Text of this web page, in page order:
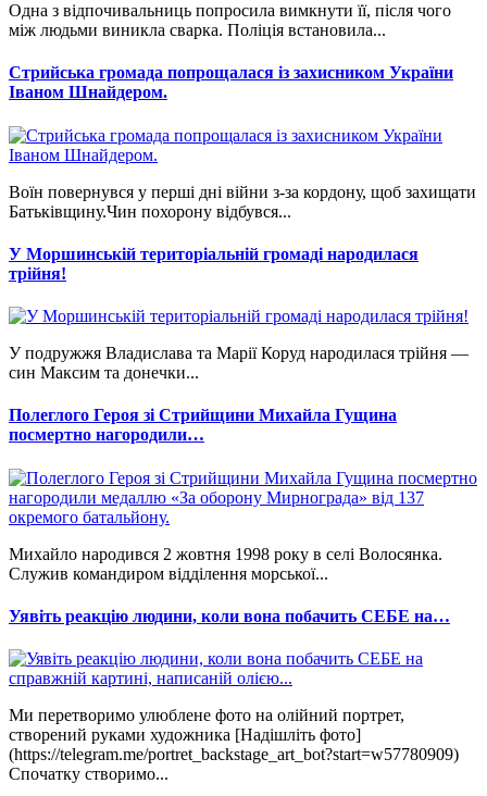
Одна з відпочивальниць попросила вимкнути її, після чого
між людьми виникла сварка. Поліція встановила...
Стрийська громада попрощалася із захисником України
Іваном Шнайдером.
Воїн повернувся у перші дні війни з-за кордону, щоб захищати
Батьківщину.Чин похорону відбувся...
У Моршинській територіальній громаді народилася
трійня!
У подружжя Владислава та Марії Коруд народилася трійня —
син Максим та донечки...
Полеглого Героя зі Стрийщини Михайла Гущина
посмертно нагородили…
Михайло народився 2 жовтня 1998 року в селі Волосянка.
Служив командиром відділення морської...
Уявіть реакцію людини, коли вона побачить СЕБЕ на…
Ми перетворимо улюблене фото на олійний портрет,
створений руками художника [Надішліть фото]
(https://telegram.me/portret_backstage_art_bot?start=w57780909)
Спочатку створимо...